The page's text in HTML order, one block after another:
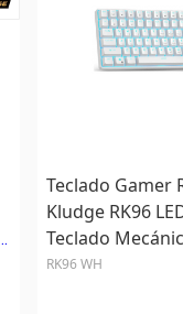
Teclado Gamer
Kludge RK96
Teclado
Brown,
RK96 WH